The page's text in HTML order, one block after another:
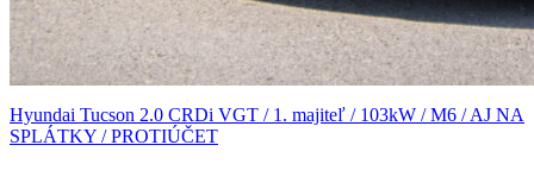
Hyundai Tucson 2.0 CRDi VGT / 1. majiteľ / 103kW / M6 / AJ NA
SPLÁTKY / PROTIÚČET